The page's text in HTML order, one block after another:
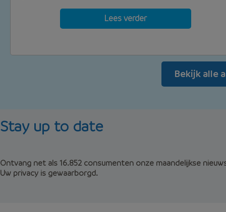
Lees verder
Bekijk alle
Stay up to date
Ontvang net als 16.852 consumenten onze maandelijkse
Uw privacy is gewaarborgd.